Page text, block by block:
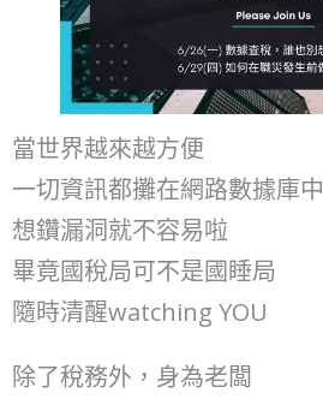
當世界越來越方便
一切資訊都攤在網路數據庫中
想鑽漏洞就不容易啦
畢竟國稅局可不是國睡局
隨時清醒watching YOU
除了稅務外，身為老闆